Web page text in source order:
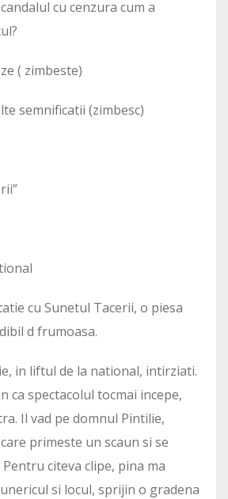
cu cenzura cum a
( zimbeste)
semnificatii (zimbesc)
cu Sunetul Tacerii, o piesa
d frumoasa.
in liftul de la national, intirziati.
ca spectacolul tocmai incepe,
Il vad pe domnul Pintilie,
primeste un scaun si se
citeva clipe, pina ma
si locul, sprijin o gradena